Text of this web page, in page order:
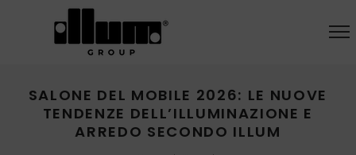
SALONE DEL MOBILE 2026: LE NUOVE
TENDENZE DELL’ILLUMINAZIONE E
ARREDO SECONDO ILLUM